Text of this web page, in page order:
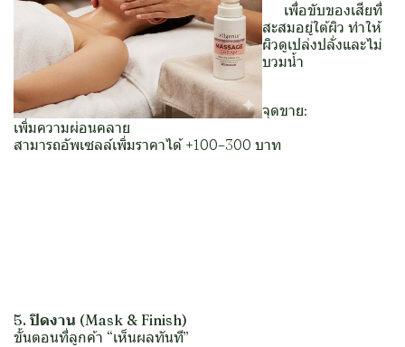
เพื่อขับของเสียที่
สะสมอยู่ใต้ผิว ทำให้
ผิวดูเปล่งปลั่งและไม่
บวมน้ำ
จุดขาย:
เพิ่มความผ่อนคลาย
สามารถอัพเซลล์เพิ่มราคาได้ +100–300 บาท
5. ปิดงาน (Mask & Finish)
ขั้นตอนที่ลูกค้า “เห็นผลทันที”